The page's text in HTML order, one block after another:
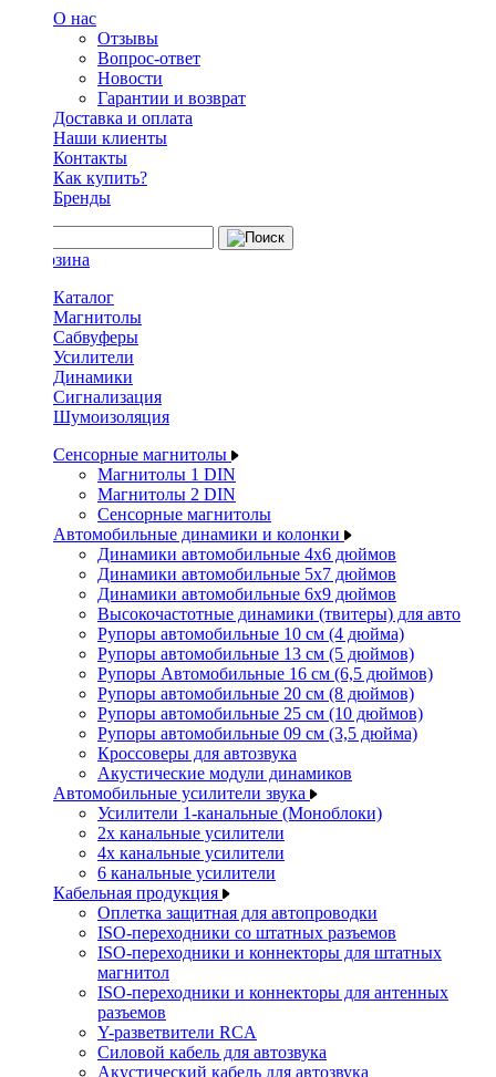
О нас
Отзывы
Вопрос-ответ
Новости
Гарантии и возврат
Доставка и оплата
Наши клиенты
Контакты
Как купить?
Бренды
Каталог
Магнитолы
Сабвуферы
Усилители
Динамики
Сигнализация
Шумоизоляция
Сенсорные магнитолы
Магнитолы 1 DIN
Магнитолы 2 DIN
Сенсорные магнитолы
Автомобильные динамики и колонки
Динамики автомобильные 4x6 дюймов
Динамики автомобильные 5x7 дюймов
Динамики автомобильные 6x9 дюймов
Высокочастотные динамики (твитеры) для авто
Рупоры автомобильные 10 см (4 дюйма)
Рупоры автомобильные 13 см (5 дюймов)
Рупоры Автомобильные 16 см (6,5 дюймов)
Рупоры автомобильные 20 см (8 дюймов)
Рупоры автомобильные 25 см (10 дюймов)
Рупоры автомобильные 09 см (3,5 дюйма)
Кроссоверы для автозвука
Акустические модули динамиков
Автомобильные усилители звука
Усилители 1-канальные (Моноблоки)
2х канальные усилители
4х канальные усилители
6 канальные усилители
Кабельная продукция
Оплетка защитная для автопроводки
ISO-переходники со штатных разъемов
ISO-переходники и коннекторы для штатных
магнитол
ISO-переходники и коннекторы для антенных
разъемов
Y-разветвители RCA
Силовой кабель для автозвука
Акустический кабель для автозвука